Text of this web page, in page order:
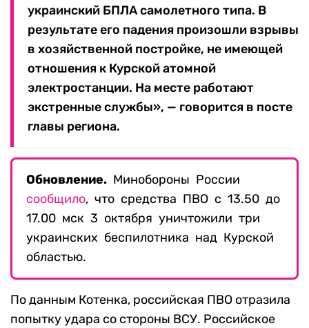
украинский БПЛА самолетного типа. В
результате его падения произошли взрывы
в хозяйственной постройке, не имеющей
отношения к Курской атомной
электростанции. На месте работают
экстренные службы», — говорится в посте
главы региона.
Обновление. Минобороны России
сообщило, что средства ПВО с 13.50 до
17.00 мск 3 октября уничтожили три
украинских беспилотника над Курской
областью.
По данным Котенка, российская ПВО отразила
попытку удара со стороны ВСУ. Российское